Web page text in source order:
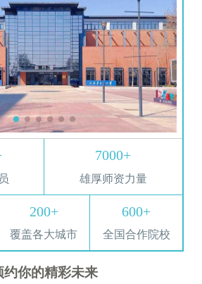
7000+
雄厚师资力量
200+
覆盖各大城市
600+
全国合作院校
约你的精彩未来